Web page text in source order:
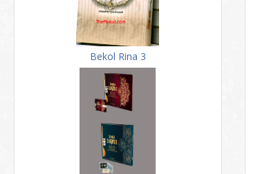
Bekol Rina 3